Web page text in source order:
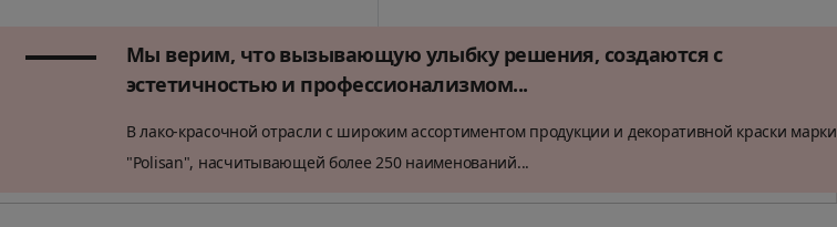
Мы верим, что вызывающую улыбку решения, создаются с
эстетичностью и профессионализмом...
В лако-красочной отрасли с широким ассортиментом продукции и декоративной краски марки
"Polisan", насчитывающей более 250 наименований...